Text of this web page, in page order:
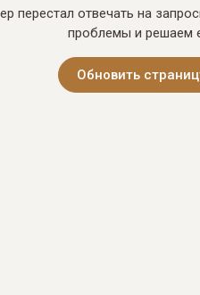
перестал отвечать на
проблемы и решаем
Обновить